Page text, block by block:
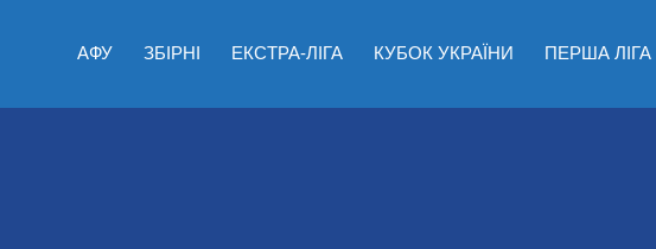
АФУ ЗБІРНІ ЕКСТРА-ЛІГА КУБОК УКРАЇНИ ПЕРША ЛІГА